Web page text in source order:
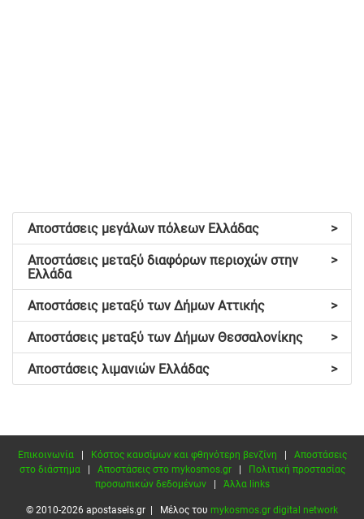
>
Αποστάσεις μεγάλων πόλεων Ελλάδας
>
Αποστάσεις μεταξύ διαφόρων περιοχών στην
Ελλάδα
>
Αποστάσεις μεταξύ των Δήμων Αττικής
>
Αποστάσεις μεταξύ των Δήμων Θεσσαλονίκης
>
Αποστάσεις λιμανιών Ελλάδας
Επικοινωνία| Κόστος καυσίμων και φθηνότερη βενζίνη
Αποστάσεις
στο διάστημα| Αποστάσεις στο mykosmos.gr|
Πολιτική προστασίας
προσωπικών δεδομένων| Άλλα links
© 2010-2026 apostaseis.gr | Μέλος του mykosmos.gr digital network